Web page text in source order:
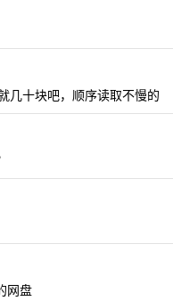
几十块吧，顺序读取不慢的
网盘